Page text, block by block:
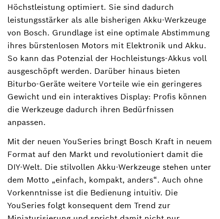
Höchstleistung optimiert. Sie sind dadurch
leistungsstärker als alle bisherigen Akku-Werkzeuge
von Bosch. Grundlage ist eine optimale Abstimmung
ihres bürstenlosen Motors mit Elektronik und Akku.
So kann das Potenzial der Hochleistungs-Akkus voll
ausgeschöpft werden. Darüber hinaus bieten
Biturbo-Geräte weitere Vorteile wie ein geringeres
Gewicht und ein interaktives Display: Profis können
die Werkzeuge dadurch ihren Bedürfnissen
anpassen.
Mit der neuen YouSeries bringt Bosch Kraft in neuem
Format auf den Markt und revolutioniert damit die
DIY-Welt. Die stilvollen Akku-Werkzeuge stehen unter
dem Motto „einfach, kompakt, anders“. Auch ohne
Vorkenntnisse ist die Bedienung intuitiv. Die
YouSeries folgt konsequent dem Trend zur